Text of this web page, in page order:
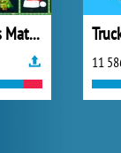
Falling Objects Match
11